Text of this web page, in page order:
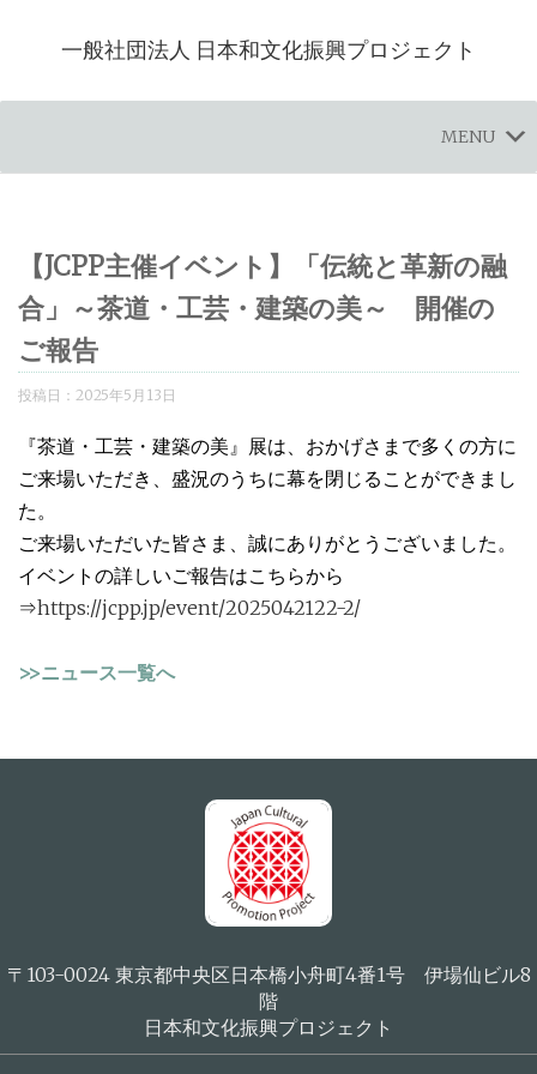
一般社団法人 日本和文化振興プロジェクト
MENU
【JCPP主催イベント】「伝統と革新の融
合」～茶道・工芸・建築の美～ 開催の
ご報告
投稿日： 2025年5月13日
『茶道・工芸・建築の美』展は、おかげさまで多くの方に
ご来場いただき、盛況のうちに幕を閉じることができまし
た。
ご来場いただいた皆さま、誠にありがとうございました。
イベントの詳しいご報告はこちらから
⇒https://jcpp.jp/event/2025042122-2/
>>ニュース一覧へ
〒103-0024 東京都中央区日本橋小舟町4番1号 伊場仙ビル8
階
日本和文化振興プロジェクト